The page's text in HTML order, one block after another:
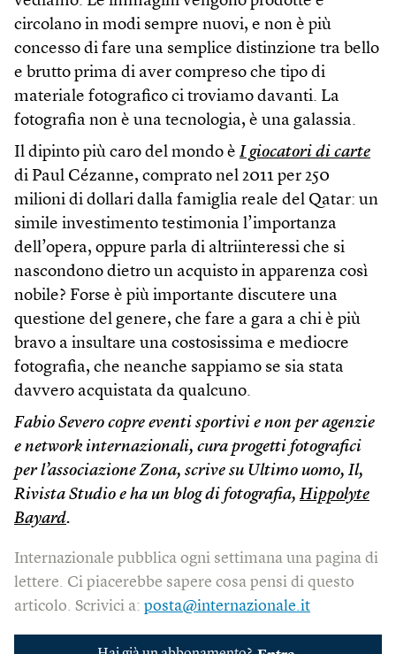
circolano in modi sempre nuovi, e non è più
concesso di fare una semplice distinzione tra bello
e brutto prima di aver compreso che tipo di
materiale fotografico ci troviamo davanti. La
fotografia non è una tecnologia, è una galassia.
Il dipinto più caro del mondo è I giocatori di carte
di Paul Cézanne, comprato nel 2011 per 250
milioni di dollari dalla famiglia reale del Qatar: un
simile investimento testimonia l’importanza
dell’opera, oppure parla di altriinteressi che si
nascondono dietro un acquisto in apparenza così
nobile? Forse è più importante discutere una
questione del genere, che fare a gara a chi è più
bravo a insultare una costosissima e mediocre
fotografia, che neanche sappiamo se sia stata
davvero acquistata da qualcuno.
Fabio Severo copre eventi sportivi e non per agenzie
e network internazionali, cura progetti fotografici
per l’associazione Zona, scrive su Ultimo uomo, Il,
Rivista Studio e ha un blog di fotografia, Hippolyte
Bayard.
Internazionale pubblica ogni settimana una pagina di
lettere. Ci piacerebbe sapere cosa pensi di questo
articolo. Scrivici a: posta@internazionale.it